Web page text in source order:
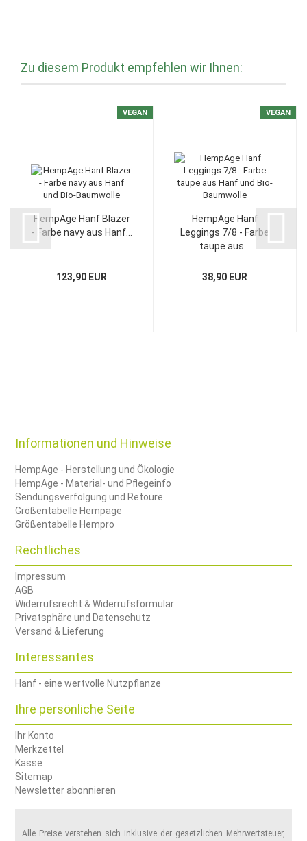
Zu diesem Produkt empfehlen wir Ihnen:
VEGAN
HempAge Hanf Blazer
- Farbe navy aus Hanf...
123,90 EUR
VEGAN
HempAge Hanf
Leggings 7/8 - Farbe
taupe aus...
38,90 EUR
Informationen und Hinweise
HempAge - Herstellung und Ökologie
HempAge - Material- und Pflegeinfo
Sendungsverfolgung und Retoure
Größentabelle Hempage
Größentabelle Hempro
Rechtliches
Impressum
AGB
Widerrufsrecht & Widerrufsformular
Privatsphäre und Datenschutz
Versand & Lieferung
Interessantes
Hanf - eine wertvolle Nutzpflanze
Ihre persönliche Seite
Ihr Konto
Merkzettel
Kasse
Sitemap
Newsletter abonnieren
Alle Preise verstehen sich inklusive der gesetzlichen Mehrwertsteuer,